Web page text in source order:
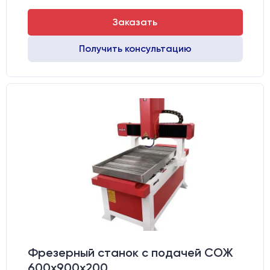
Заказать
Получить консультацию
Фрезерный станок с подачей СОЖ